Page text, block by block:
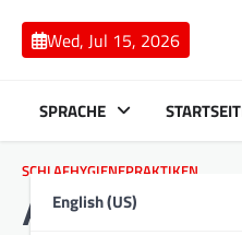
content
Wed, Jul 15, 2026
SPRACHE
English (US)
SCHLAFHYGIENEPRAKTIKEN